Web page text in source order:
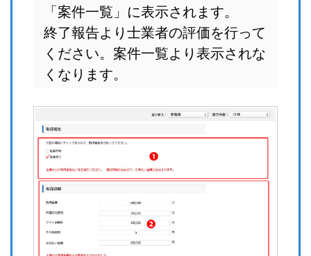
「案件一覧」に表示されます。
終了報告より士業者の評価を行って
ください。案件一覧より表示されな
くなります。